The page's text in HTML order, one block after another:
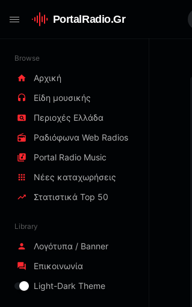
PortalRadio.Gr
Browse
Αρχική
Είδη μουσικής
Περιοχές Ελλάδα
Ραδιόφωνα Web Radios
Portal Radio Music
Νέες καταχωρήσεις
Στατιστικά Top 50
Library
Λογότυπα / Banner
Επικοινωνία
Light-Dark Theme